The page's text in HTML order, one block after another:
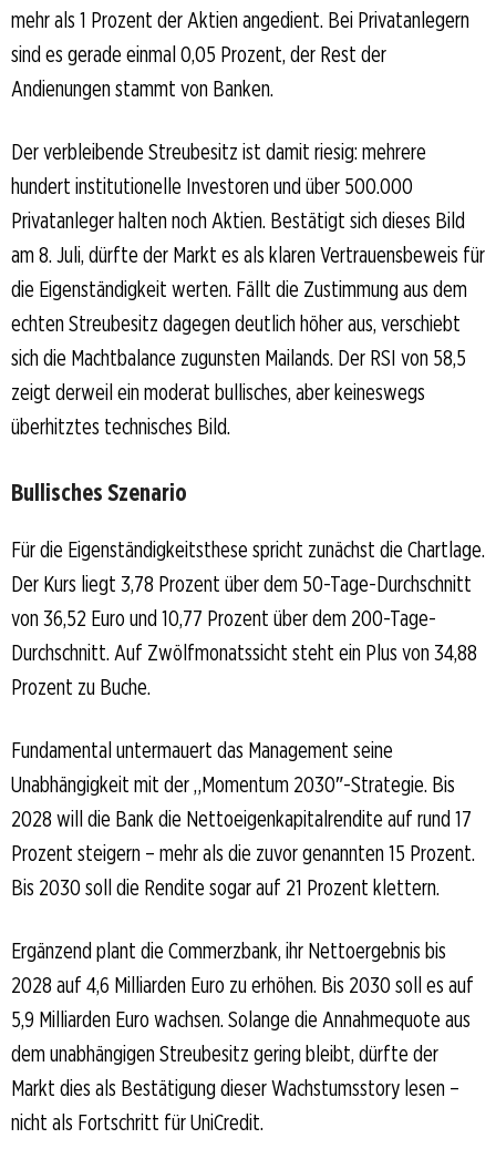
mehr als 1 Prozent der Aktien angedient. Bei Privatanlegern
sind es gerade einmal 0,05 Prozent, der Rest der
Andienungen stammt von Banken.
Der verbleibende Streubesitz ist damit riesig: mehrere
hundert institutionelle Investoren und über 500.000
Privatanleger halten noch Aktien. Bestätigt sich dieses Bild
am 8. Juli, dürfte der Markt es als klaren Vertrauensbeweis für
die Eigenständigkeit werten. Fällt die Zustimmung aus dem
echten Streubesitz dagegen deutlich höher aus, verschiebt
sich die Machtbalance zugunsten Mailands. Der RSI von 58,5
zeigt derweil ein moderat bullisches, aber keineswegs
überhitztes technisches Bild.
Bullisches Szenario
Für die Eigenständigkeitsthese spricht zunächst die Chartlage.
Der Kurs liegt 3,78 Prozent über dem 50-Tage-Durchschnitt
von 36,52 Euro und 10,77 Prozent über dem 200-Tage-
Durchschnitt. Auf Zwölfmonatssicht steht ein Plus von 34,88
Prozent zu Buche.
Fundamental untermauert das Management seine
Unabhängigkeit mit der „Momentum 2030″-Strategie. Bis
2028 will die Bank die Nettoeigenkapitalrendite auf rund 17
Prozent steigern – mehr als die zuvor genannten 15 Prozent.
Bis 2030 soll die Rendite sogar auf 21 Prozent klettern.
Ergänzend plant die Commerzbank, ihr Nettoergebnis bis
2028 auf 4,6 Milliarden Euro zu erhöhen. Bis 2030 soll es auf
5,9 Milliarden Euro wachsen. Solange die Annahmequote aus
dem unabhängigen Streubesitz gering bleibt, dürfte der
Markt dies als Bestätigung dieser Wachstumsstory lesen –
nicht als Fortschritt für UniCredit.